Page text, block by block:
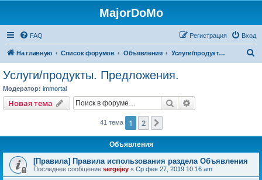
MajorDoMo
FAQ Вход
Регистрация
На главную Список форумов Объявления Услуги/продукты. Предложения.
Услуги/продукты. Предложения.
Модератор: immortal
Новая тема Поиск
41 тема 1 2
Объявления
[Правила] Правила использования раздела Объявления
Последнее сообщение sergejey « Ср фев 27, 2019 10:16 am